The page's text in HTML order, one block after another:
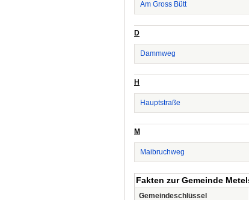
Am Gross Bütt
D
Dammweg
H
Hauptstraße
M
Maibruchweg
Fakten zur Gemeinde
Gemeindeschlüssel